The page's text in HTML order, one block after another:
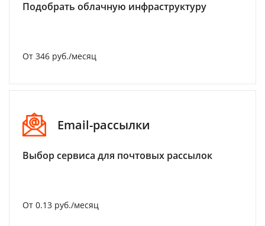
Подобрать облачную инфраструктуру
От 346 руб./месяц
Email-рассылки
Выбор сервиса для почтовых рассылок
От 0.13 руб./месяц